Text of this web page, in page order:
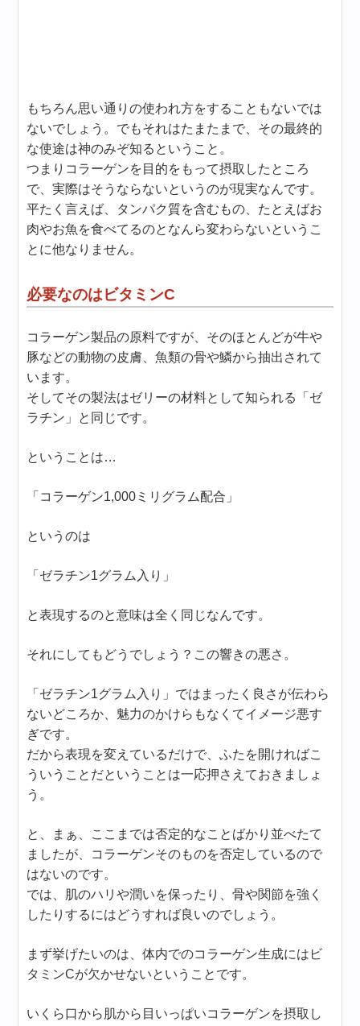
もちろん思い通りの使われ方をすることもないでは
ないでしょう。でもそれはたまたまで、その最終的
な使途は神のみぞ知るということ。
つまりコラーゲンを目的をもって摂取したところ
で、実際はそうならないというのが現実なんです。
平たく言えば、タンパク質を含むもの、たとえばお
肉やお魚を食べてるのとなんら変わらないというこ
とに他なりません。
必要なのはビタミンC
コラーゲン製品の原料ですが、そのほとんどが牛や
豚などの動物の皮膚、魚類の骨や鱗から抽出されて
います。
そしてその製法はゼリーの材料として知られる「ゼ
ラチン」と同じです。
ということは…
「コラーゲン1,000ミリグラム配合」
というのは
「ゼラチン1グラム入り」
と表現するのと意味は全く同じなんです。
それにしてもどうでしょう？この響きの悪さ。
「ゼラチン1グラム入り」ではまったく良さが伝わら
ないどころか、魅力のかけらもなくてイメージ悪す
ぎです。
だから表現を変えているだけで、ふたを開ければこ
ういうことだということは一応押さえておきましょ
う。
と、まぁ、ここまでは否定的なことばかり並べたて
ましたが、コラーゲンそのものを否定しているので
はないのです。
では、肌のハリや潤いを保ったり、骨や関節を強く
したりするにはどうすれば良いのでしょう。
まず挙げたいのは、体内でのコラーゲン生成にはビ
タミンCが欠かせないということです。
いくら口から肌から目いっぱいコラーゲンを摂取し